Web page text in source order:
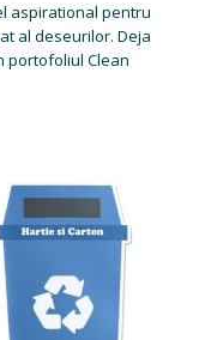
aspirational pentru
al deseurilor. Deja
portofoliul Clean